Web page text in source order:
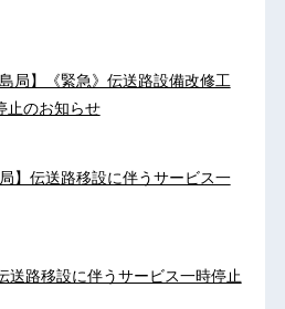
局】《緊急》伝送路設備改修工
止のお知らせ
】伝送路移設に伴うサービス一
送路移設に伴うサービス一時停止